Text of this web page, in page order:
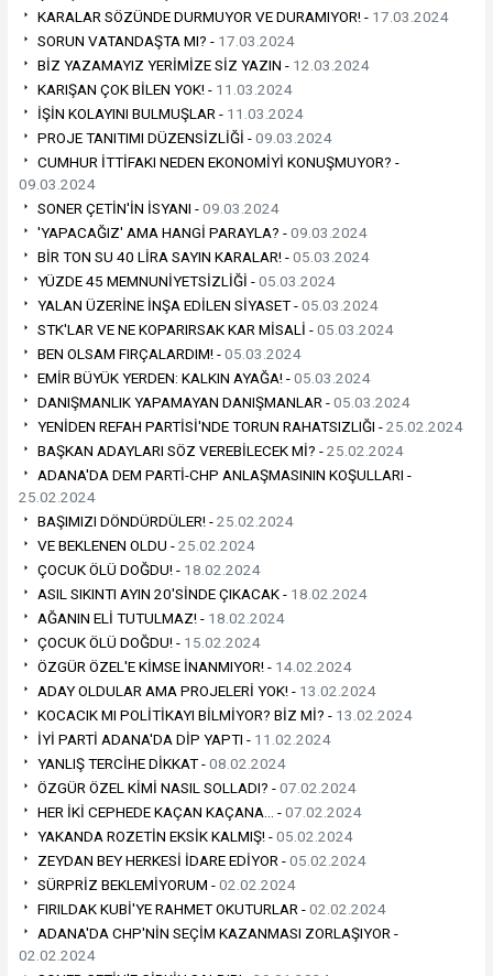
KARALAR SÖZÜNDE DURMUYOR VE DURAMIYOR! - 17.03.2024
SORUN VATANDAŞTA MI? - 17.03.2024
BİZ YAZAMAYIZ YERİMİZE SİZ YAZIN - 12.03.2024
KARIŞAN ÇOK BİLEN YOK! - 11.03.2024
İŞİN KOLAYINI BULMUŞLAR - 11.03.2024
PROJE TANITIMI DÜZENSİZLİĞİ -09.03.2024
CUMHUR İTTİFAKI NEDEN EKONOMİYİ KONUŞMUYOR? -
09.03.2024
SONER ÇETİN'İN İSYANI -09.03.2024
'YAPACAĞIZ' AMA HANGİ PARAYLA? -09.03.2024
BİR TON SU 40 LİRA SAYIN KARALAR! -05.03.2024
YÜZDE 45 MEMNUNİYETSİZLİĞİ -05.03.2024
YALAN ÜZERİNE İNŞA EDİLEN SİYASET -05.03.2024
STK'LAR VE NE KOPARIRSAK KAR MİSALİ -05.03.2024
BEN OLSAM FIRÇALARDIM! -05.03.2024
EMİR BÜYÜK YERDEN: KALKIN AYAĞA! -05.03.2024
DANIŞMANLIK YAPAMAYAN DANIŞMANLAR -05.03.2024
YENİDEN REFAH PARTİSİ'NDE TORUN RAHATSIZLIĞI -25.02.2024
BAŞKAN ADAYLARI SÖZ VEREBİLECEK Mİ? -25.02.2024
ADANA'DA DEM PARTİ-CHP ANLAŞMASININ KOŞULLARI -
25.02.2024
BAŞIMIZI DÖNDÜRDÜLER! -25.02.2024
VE BEKLENEN OLDU -25.02.2024
ÇOCUK ÖLÜ DOĞDU! - 18.02.2024
ASIL SIKINTI AYIN 20'SİNDE ÇIKACAK - 18.02.2024
AĞANIN ELİ TUTULMAZ! - 18.02.2024
ÇOCUK ÖLÜ DOĞDU! - 15.02.2024
ÖZGÜR ÖZEL'E KİMSE İNANMIYOR! - 14.02.2024
ADAY OLDULAR AMA PROJELERİ YOK! - 13.02.2024
KOCACIK MI POLİTİKAYI BİLMİYOR? BİZ Mİ? - 13.02.2024
İYİ PARTİ ADANA'DA DİP YAPTI - 11.02.2024
YANLIŞ TERCİHE DİKKAT -08.02.2024
ÖZGÜR ÖZEL KİMİ NASIL SOLLADI? -07.02.2024
HER İKİ CEPHEDE KAÇAN KAÇANA… -07.02.2024
YAKANDA ROZETİN EKSİK KALMIŞ! -05.02.2024
ZEYDAN BEY HERKESİ İDARE EDİYOR -05.02.2024
SÜRPRİZ BEKLEMİYORUM -02.02.2024
FIRILDAK KUBİ'YE RAHMET OKUTURLAR -02.02.2024
ADANA'DA CHP'NİN SEÇİM KAZANMASI ZORLAŞIYOR -
02.02.2024